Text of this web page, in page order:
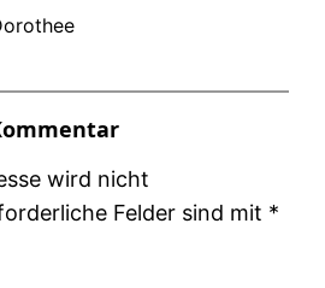
wird nicht
Felder sind mit *